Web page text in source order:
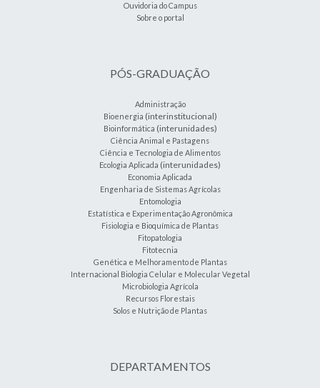
Ouvidoria do Campus
Sobre o portal
PÓS-GRADUAÇÃO
Administração
Bioenergia (interinstitucional)
Bioinformática (interunidades)
Ciência Animal e Pastagens
Ciência e Tecnologia de Alimentos
Ecologia Aplicada (interunidades)
Economia Aplicada
Engenharia de Sistemas Agrícolas
Entomologia
Estatística e Experimentação Agronômica
Fisiologia e Bioquímica de Plantas
Fitopatologia
Fitotecnia
Genética e Melhoramento de Plantas
Internacional Biologia Celular e Molecular Vegetal
Microbiologia Agrícola
Recursos Florestais
Solos e Nutrição de Plantas
DEPARTAMENTOS